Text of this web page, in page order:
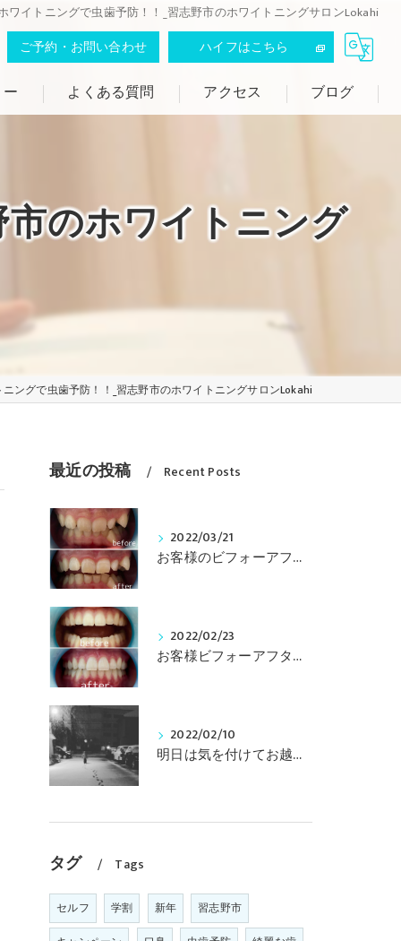
ワイトニングで虫歯予防！！_習志野市のホワイトニングサロンLokahi
ご予約・お問い合わせ ハイフはこちら
よくある質問 アクセス ブログ
のホワイトニング
ングで虫歯予防！！_習志野市のホワイトニングサロンLokahi
最近の投稿 Recent Posts
2022/03/21
お客様のビフォーアフター☺︎_習志野市のセルフホワイトニングサロンLokahi
2022/02/23
お客様ビフォーアフター_習志野市でセルフホワイトニング！Lokahi
2022/02/10
明日は気を付けてお越しくださいね！！_Lokahi
タグ Tags
セルフ 学割 新年
習志野市